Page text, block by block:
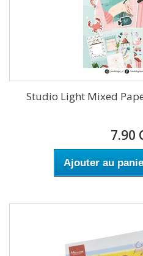
Studio Light Mixed
7.90
Ajouter au